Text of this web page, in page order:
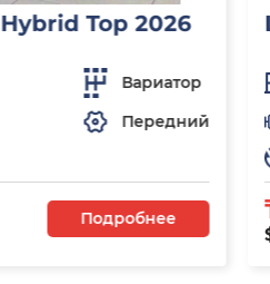
Top 2026
Вариатор
Передний
Подробнее